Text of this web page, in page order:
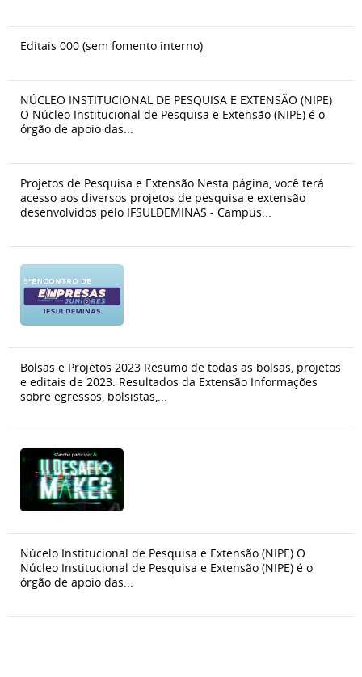
Editais 000 (sem fomento interno)
NÚCLEO INSTITUCIONAL DE PESQUISA E EXTENSÃO (NIPE)
O Núcleo Institucional de Pesquisa e Extensão (NIPE) é o
órgão de apoio das...
Projetos de Pesquisa e Extensão Nesta página, você terá
acesso aos diversos projetos de pesquisa e extensão
desenvolvidos pelo IFSULDEMINAS - Campus...
Bolsas e Projetos 2023 Resumo de todas as bolsas, projetos
e editais de 2023. Resultados da Extensão Informações
sobre egressos, bolsistas,...
Núcelo Institucional de Pesquisa e Extensão (NIPE) O
Núcleo Institucional de Pesquisa e Extensão (NIPE) é o
órgão de apoio das...